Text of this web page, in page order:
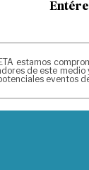
estamos
de este
eventos